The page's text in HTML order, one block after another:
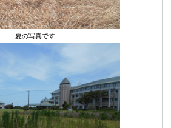
夏の写真です